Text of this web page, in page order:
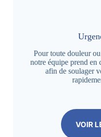
Pour toute douleur
notre équipe prend en
afin de soulager
VOIR